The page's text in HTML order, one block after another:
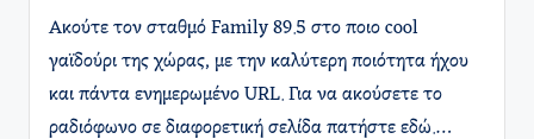
Ακούτε τον σταθμό Family 89.5 στο ποιο cool
γαϊδούρι της χώρας, με την καλύτερη ποιότητα ήχου
και πάντα ενημερωμένο URL. Για να ακούσετε το
ραδιόφωνο σε διαφορετική σελίδα πατήστε εδώ.…